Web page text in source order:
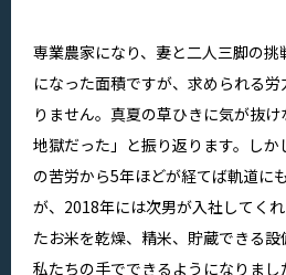
専業農家になり、妻と二人三脚の
になった面積ですが、求められる
りません。真夏の草ひきに気が抜
地獄だった」と振り返ります。し
の苦労から5年ほどが経てば軌道に
が、2018年には次男が入社してく
たお米を乾燥、精米、貯蔵できる設
私たちの手でできるようになりま